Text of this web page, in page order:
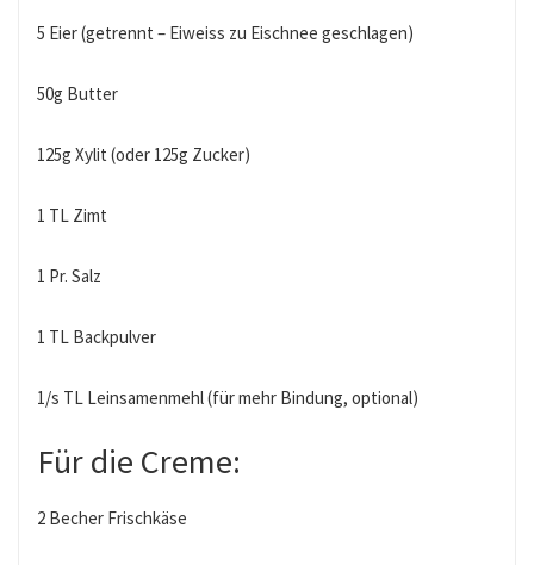
5 Eier (getrennt – Eiweiss zu Eischnee geschlagen)
50g Butter
125g Xylit (oder 125g Zucker)
1 TL Zimt
1 Pr. Salz
1 TL Backpulver
1/s TL Leinsamenmehl (für mehr Bindung, optional)
Für die Creme:
2 Becher Frischkäse